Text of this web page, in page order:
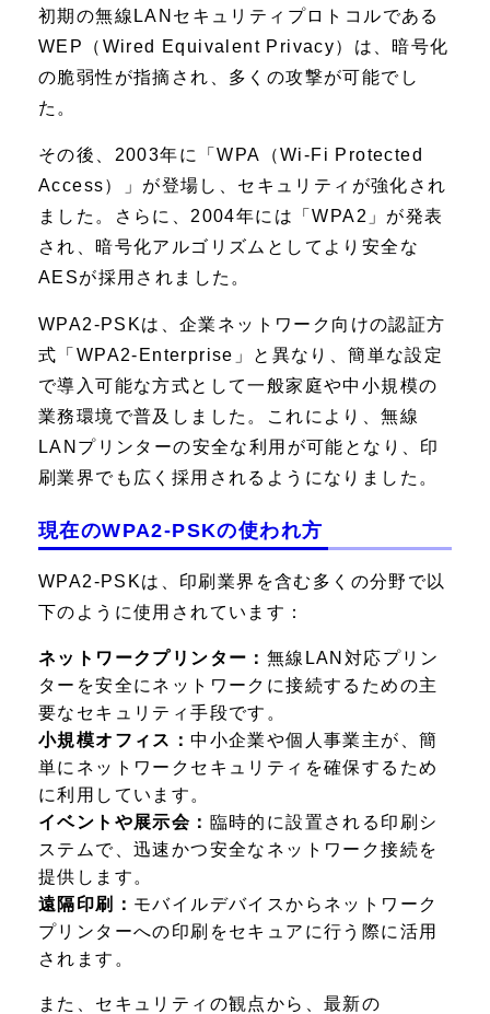
初期の無線LANセキュリティプロトコルである
WEP（Wired Equivalent Privacy）は、暗号化
の脆弱性が指摘され、多くの攻撃が可能でし
た。
その後、2003年に「WPA（Wi-Fi Protected
Access）」が登場し、セキュリティが強化され
ました。さらに、2004年には「WPA2」が発表
され、暗号化アルゴリズムとしてより安全な
AESが採用されました。
WPA2-PSKは、企業ネットワーク向けの認証方
式「WPA2-Enterprise」と異なり、簡単な設定
で導入可能な方式として一般家庭や中小規模の
業務環境で普及しました。これにより、無線
LANプリンターの安全な利用が可能となり、印
刷業界でも広く採用されるようになりました。
現在のWPA2-PSKの使われ方
WPA2-PSKは、印刷業界を含む多くの分野で以
下のように使用されています：
ネットワークプリンター： 無線LAN対応プリン
ターを安全にネットワークに接続するための主
要なセキュリティ手段です。
小規模オフィス：中小企業や個人事業主が、簡
単にネットワークセキュリティを確保するため
に利用しています。
イベントや展示会： 臨時的に設置される印刷シ
ステムで、迅速かつ安全なネットワーク接続を
提供します。
遠隔印刷： モバイルデバイスからネットワーク
プリンターへの印刷をセキュアに行う際に活用
されます。
また、セキュリティの観点から、最新の